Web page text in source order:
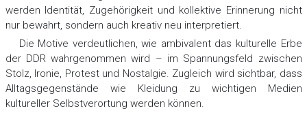
werden Identität, Zugehörigkeit und kollektive Erinnerung nicht
nur bewahrt, sondern auch kreativ neu interpretiert.
Die Motive verdeutlichen, wie ambivalent das kulturelle Erbe
der DDR wahrgenommen wird – im Spannungsfeld zwischen
Stolz, Ironie, Protest und Nostalgie. Zugleich wird sichtbar, dass
Alltagsgegenstände wie Kleidung zu wichtigen Medien
kultureller Selbstverortung werden können.